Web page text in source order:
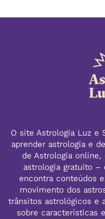
O site Astrologia Luz e
aprender astrologia e
de Astrologia online,
astrologia gratuito –
encontra conteúdos
movimento dos
trânsitos astrológicos e
sobre características